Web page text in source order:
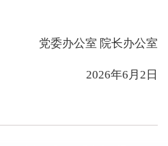
党委办公室 院长办公室
2026年6月2日